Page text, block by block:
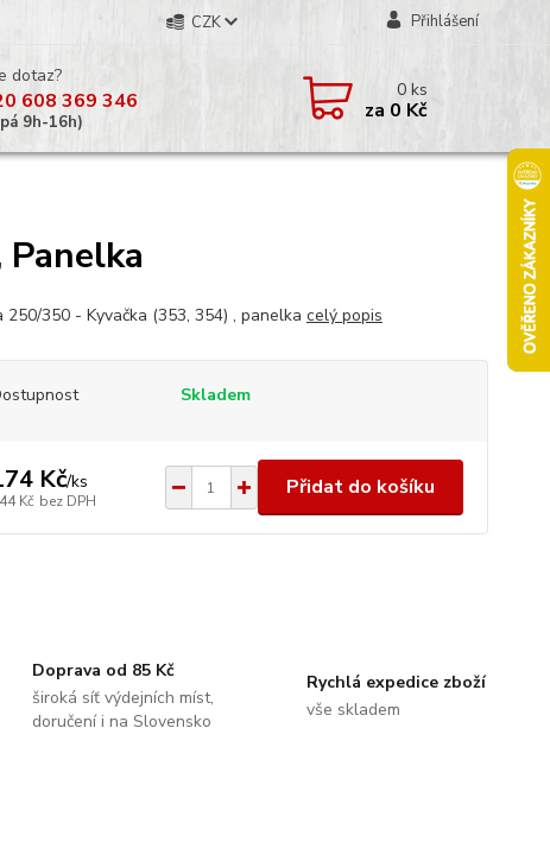
CZK Přihlášení
dotaz?
608 369 346
9h-16h)
0ks
za 0 Kč
250/350 - Kyvačka (353, 354) , panelka celý popis
Skladem
Kč/ks
Kč bez DPH
Přidat do košíku
Doprava od 85 Kč
široká síť výdejních míst,
doručení i na Slovensko
Rychlá expedice zboží
vše skladem